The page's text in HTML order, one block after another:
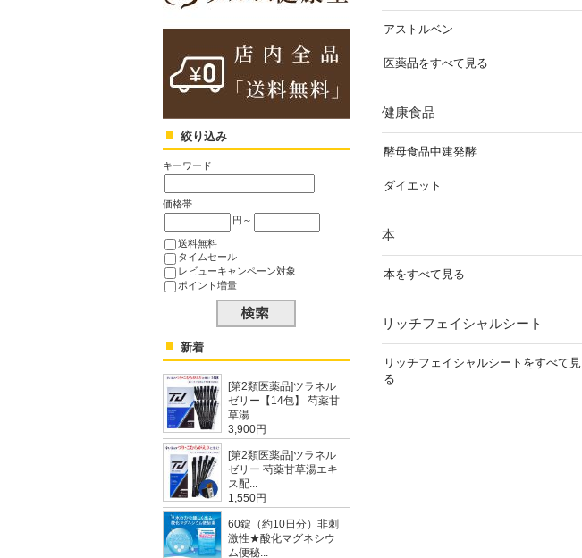
アストルベン
医薬品をすべて見る
健康食品
酵母食品中建発酵
ダイエット
本
本をすべて見る
リッチフェイシャルシート
リッチフェイシャルシートをすべて見
る
絞り込み
キーワード
価格帯
円～
送料無料
タイムセール
レビューキャンペーン対象
ポイント増量
新着
[第2類医薬品]ツラネル
ゼリー【14包】 芍薬甘
草湯...
3,900円
[第2類医薬品]ツラネル
ゼリー 芍薬甘草湯エキ
ス配...
1,550円
60錠（約10日分）非刺
激性★酸化マグネシウ
ム便秘...